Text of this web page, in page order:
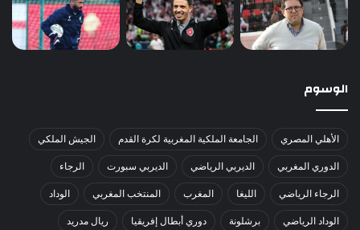
الوسوم
الأهلي المصري الجامعة الملكية المغربية لكرة القدم الجيش الملكي
الدوري المغربي الديربي الرياضي الديربي سبورت الرجاء
الرجاء الرياضي الليغا المغرب المنتخب المغربي الوداد
الوداد الرياضي برشلونة دوري أبطال إفريقيا ريال مدريد